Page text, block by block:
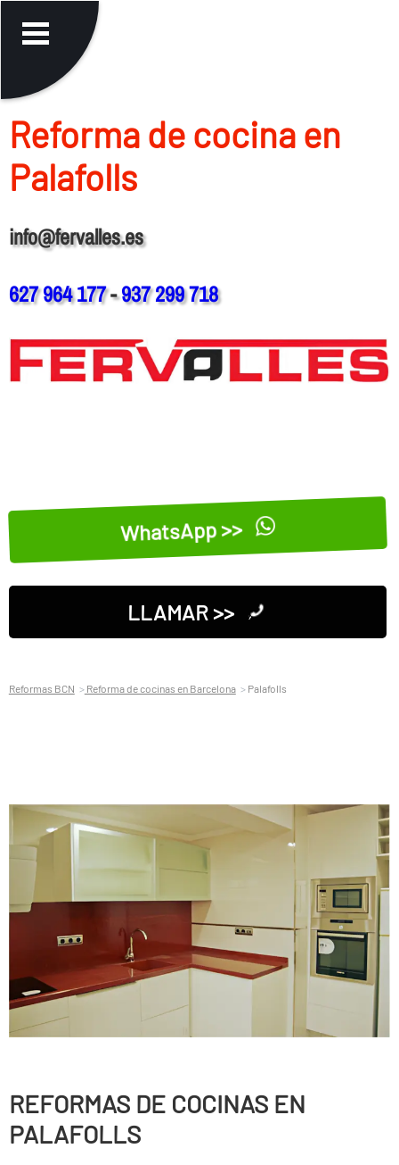
Reforma de cocina en
Palafolls
info@fervalles.es
627 964 177-937 299 718
WhatsApp >>
LLAMAR >>
Reformas BCN Reforma de cocinas en Barcelona Palafolls
REFORMAS DE COCINAS EN
PALAFOLLS